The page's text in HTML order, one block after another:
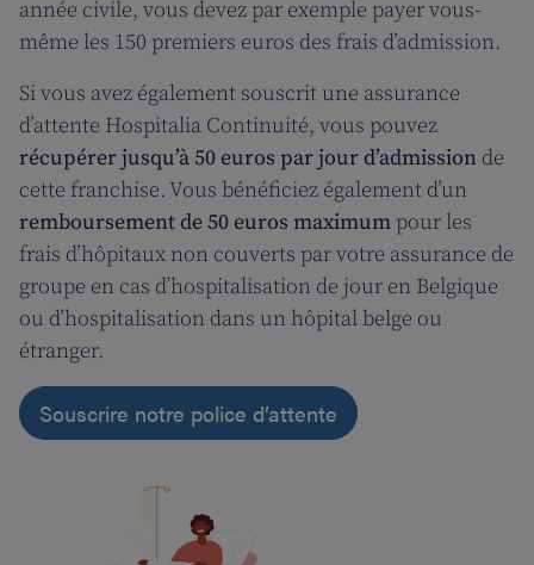
année civile, vous devez par exemple payer vous-
même les 150 premiers euros des frais d’admission.
Si vous avez également souscrit une assurance
d’attente Hospitalia Continuité, vous pouvez
récupérer jusqu’à 50 euros par jour d’admission de
cette franchise. Vous bénéficiez également d’un
remboursement de 50 euros maximum pour les
frais d’hôpitaux non couverts par votre assurance de
groupe en cas d’hospitalisation de jour en Belgique
ou d’hospitalisation dans un hôpital belge ou
étranger.
Souscrire notre police d’attente